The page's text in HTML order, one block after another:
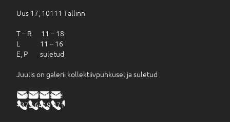
Uus 17, 10111 Tallinn
T – R 11 – 18
L 11 – 16
E, P suletud
Juulis on galerii kollektiivpuhkusel ja suletud
haus@haus.ee
+372 6419 471